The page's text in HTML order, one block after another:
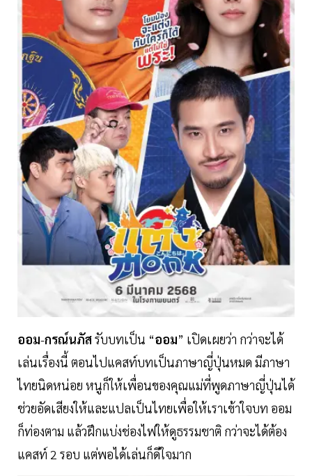
ออม-กรณ์นภัสรับบทเป็น “ออม” เปิดเผยว่า กว่าจะได้
เล่นเรื่องนี้ ตอนไปแคสท์บทเป็นภาษาญี่ปุ่นหมด มีภาษา
ไทยนิดหน่อย หนูก็ให้เพื่อนของคุณแม่ที่พูดภาษาญี่ปุ่นได้
ช่วยอัดเสียงให้และแปลเป็นไทยเพื่อให้เราเข้าใจบท ออม
ก็ท่องตาม แล้วฝึกแบ่งช่องไฟให้ดูธรรมชาติ กว่าจะได้ต้อง
แคสท์ 2 รอบ แต่พอได้เล่นก็ดีใจมาก